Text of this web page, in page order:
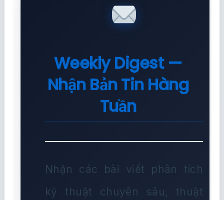
Weekly Digest —
Nhận Bản Tin Hàng
Tuần
Nhận các bài viết phân tích
kỹ thuật chuyên sâu, thuật